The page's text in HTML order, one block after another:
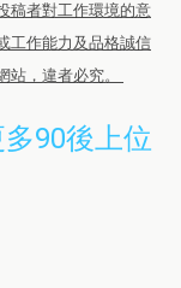
稿者對工作環境的意
工作能力及品格誠信
站，違者必究。
90後上位